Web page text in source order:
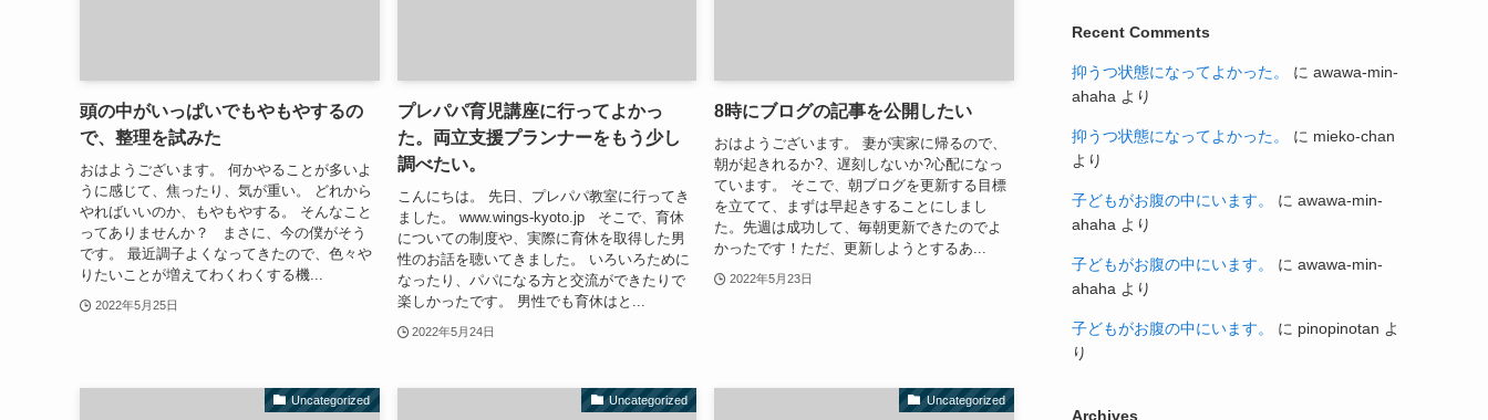
頭の中がいっぱいでもやもやするの
で、整理を試みた
おはようございます。 何かやることが多いよ
うに感じて、焦ったり、気が重い。 どれから
やればいいのか、もやもやする。 そんなこと
ってありませんか？ まさに、今の僕がそう
です。 最近調子よくなってきたので、色々や
りたいことが増えてわくわくする機...
2022年5月25日
プレパパ育児講座に行ってよかっ
た。両立支援プランナーをもう少し
調べたい。
こんにちは。 先日、プレパパ教室に行ってき
ました。 www.wings-kyoto.jp そこで、育休
についての制度や、実際に育休を取得した男
性のお話を聴いてきました。 いろいろために
なったり、パパになる方と交流ができたりで
楽しかったです。 男性でも育休はと...
2022年5月24日
8時にブログの記事を公開したい
おはようございます。 妻が実家に帰るので、
朝が起きれるか?、遅刻しないか?心配になっ
ています。 そこで、朝ブログを更新する目標
を立てて、まずは早起きすることにしまし
た。先週は成功して、毎朝更新できたのでよ
かったです！ただ、更新しようとするあ...
2022年5月23日
Uncategorized Uncategorized Uncategorized
Recent Comments
抑うつ状態になってよかった。 に awawa-min-
ahaha より
抑うつ状態になってよかった。 に mieko-chan
より
子どもがお腹の中にいます。 に awawa-min-
ahaha より
子どもがお腹の中にいます。 に awawa-min-
ahaha より
子どもがお腹の中にいます。 に pinopinotan よ
り
Archives